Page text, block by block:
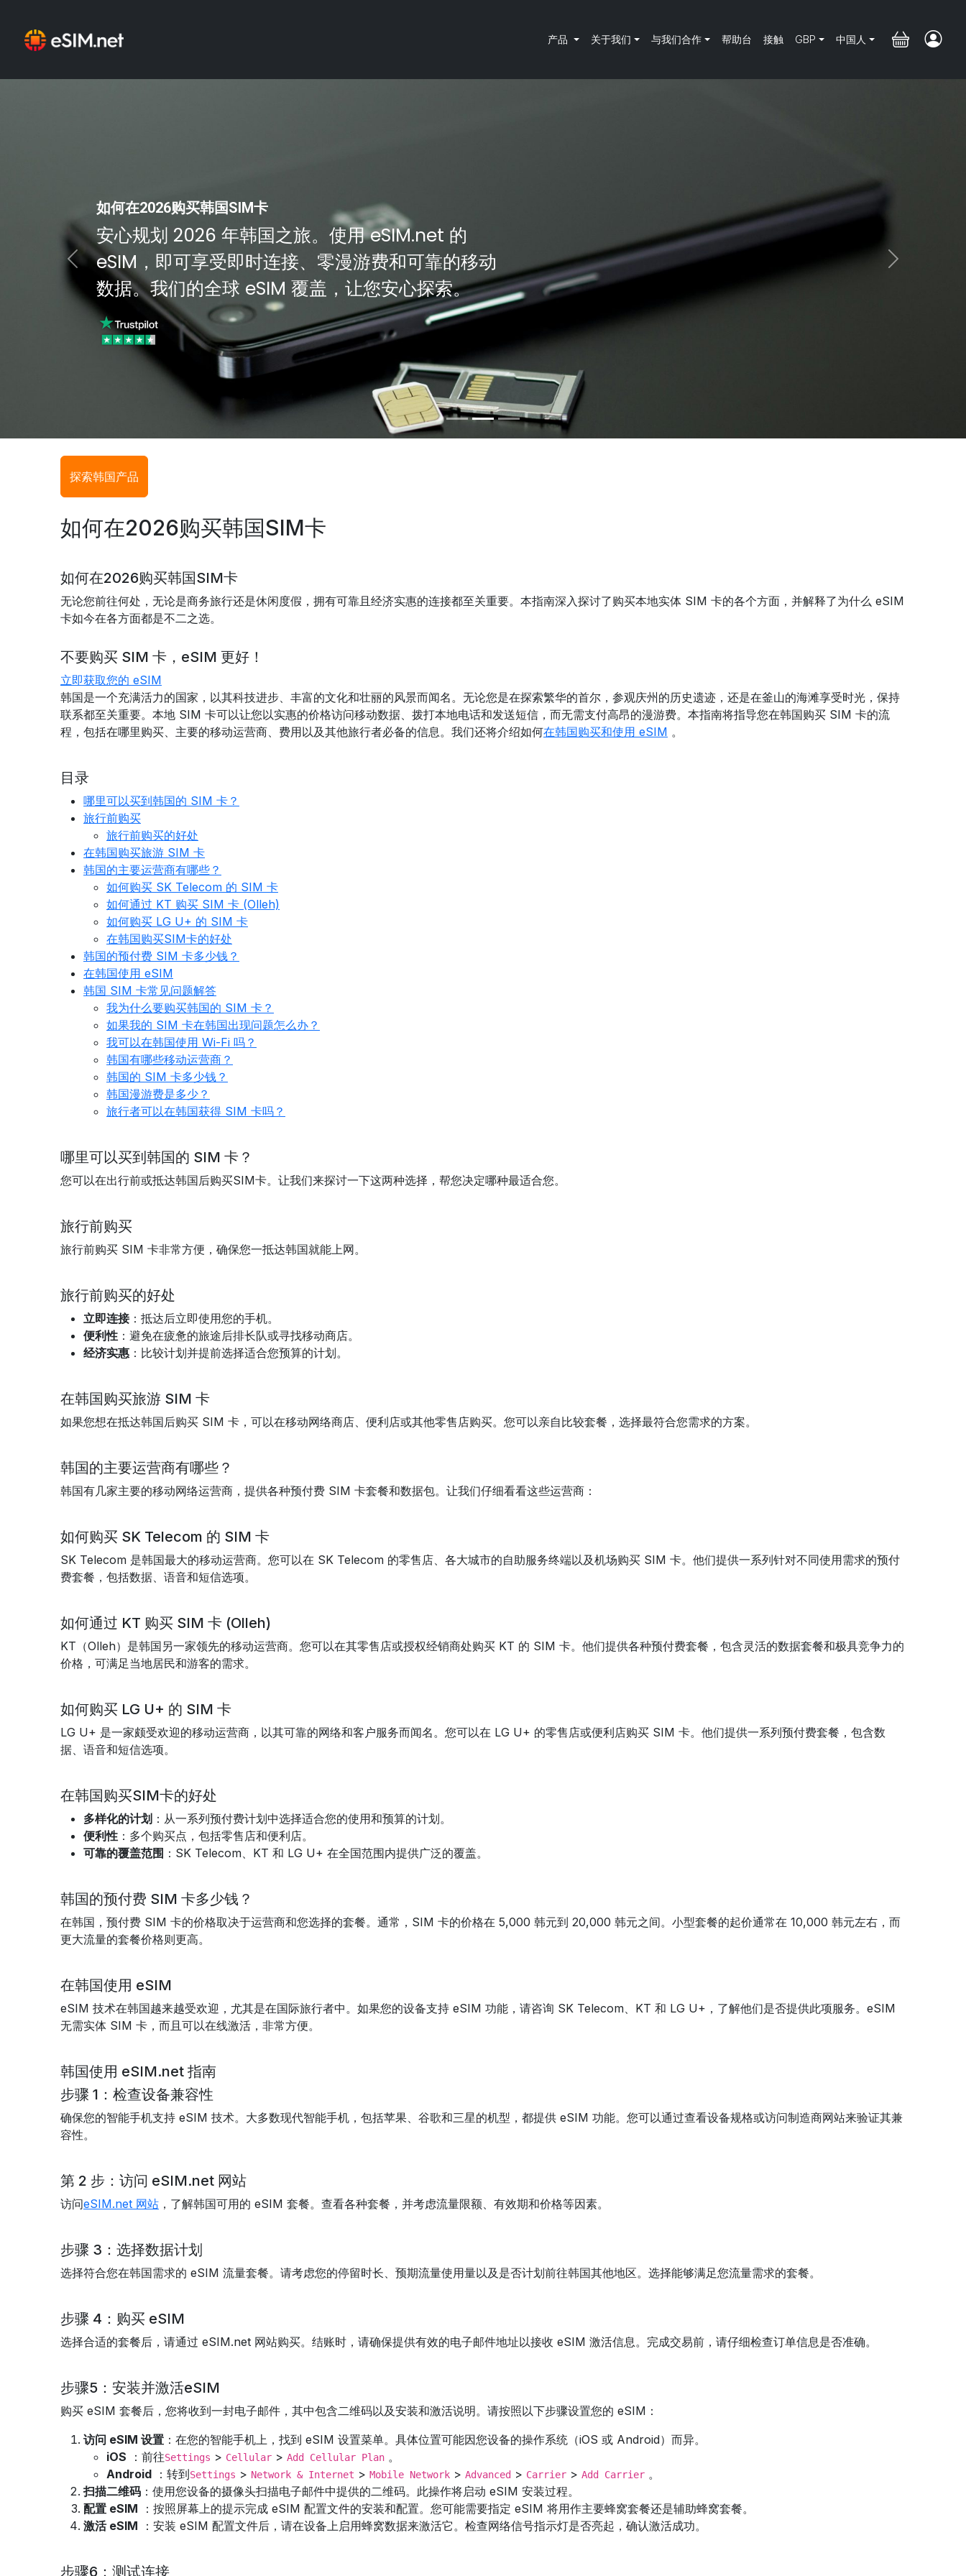
产品 关于我们 与我们合作 帮助台 接触 GBP 中国人
如何在2026购买韩国SIM卡
安心规划 2026 年韩国之旅。使用 eSIM.net 的
eSIM，即可享受即时连接、零漫游费和可靠的移动
数据。我们的全球 eSIM 覆盖，让您安心探索。
Previous Next
探索韩国产品
如何在2026购买韩国SIM卡
如何在2026购买韩国SIM卡
无论您前往何处，无论是商务旅行还是休闲度假，拥有可靠且经济实惠的连接都至关重要。本指南深入探讨了购买本地实体 SIM 卡的各个方面，并解释了为什么 eSIM
卡如今在各方面都是不二之选。
不要购买 SIM 卡，eSIM 更好！
立即获取您的 eSIM
韩国是一个充满活力的国家，以其科技进步、丰富的文化和壮丽的风景而闻名。无论您是在探索繁华的首尔，参观庆州的历史遗迹，还是在釜山的海滩享受时光，保持
联系都至关重要。本地 SIM 卡可以让您以实惠的价格访问移动数据、拨打本地电话和发送短信，而无需支付高昂的漫游费。本指南将指导您在韩国购买 SIM 卡的流
程，包括在哪里购买、主要的移动运营商、费用以及其他旅行者必备的信息。我们还将介绍如何在韩国购买和使用 eSIM 。
目录
哪里可以买到韩国的 SIM 卡？
旅行前购买
旅行前购买的好处
在韩国购买旅游 SIM 卡
韩国的主要运营商有哪些？
如何购买 SK Telecom 的 SIM 卡
如何通过 KT 购买 SIM 卡 (Olleh)
如何购买 LG U+ 的 SIM 卡
在韩国购买SIM卡的好处
韩国的预付费 SIM 卡多少钱？
在韩国使用 eSIM
韩国 SIM 卡常见问题解答
我为什么要购买韩国的 SIM 卡？
如果我的 SIM 卡在韩国出现问题怎么办？
我可以在韩国使用 Wi-Fi 吗？
韩国有哪些移动运营商？
韩国的 SIM 卡多少钱？
韩国漫游费是多少？
旅行者可以在韩国获得 SIM 卡吗？
哪里可以买到韩国的 SIM 卡？
您可以在出行前或抵达韩国后购买SIM卡。让我们来探讨一下这两种选择，帮您决定哪种最适合您。
旅行前购买
旅行前购买 SIM 卡非常方便，确保您一抵达韩国就能上网。
旅行前购买的好处
立即连接：抵达后立即使用您的手机。
便利性 ：避免在疲惫的旅途后排长队或寻找移动商店。
经济实惠 ：比较计划并提前选择适合您预算的计划。
在韩国购买旅游 SIM 卡
如果您想在抵达韩国后购买 SIM 卡，可以在移动网络商店、便利店或其他零售店购买。您可以亲自比较套餐，选择最符合您需求的方案。
韩国的主要运营商有哪些？
韩国有几家主要的移动网络运营商，提供各种预付费 SIM 卡套餐和数据包。让我们仔细看看这些运营商：
如何购买 SK Telecom 的 SIM 卡
SK Telecom 是韩国最大的移动运营商。您可以在 SK Telecom 的零售店、各大城市的自助服务终端以及机场购买 SIM 卡。他们提供一系列针对不同使用需求的预付
费套餐，包括数据、语音和短信选项。
如何通过 KT 购买 SIM 卡 (Olleh)
KT（Olleh）是韩国另一家领先的移动运营商。您可以在其零售店或授权经销商处购买 KT 的 SIM 卡。他们提供各种预付费套餐，包含灵活的数据套餐和极具竞争力的
价格，可满足当地居民和游客的需求。
如何购买 LG U+ 的 SIM 卡
LG U+ 是一家颇受欢迎的移动运营商，以其可靠的网络和客户服务而闻名。您可以在 LG U+ 的零售店或便利店购买 SIM 卡。他们提供一系列预付费套餐，包含数
据、语音和短信选项。
在韩国购买SIM卡的好处
多样化的计划 ：从一系列预付费计划中选择适合您的使用和预算的计划。
便利性 ：多个购买点，包括零售店和便利店。
可靠的覆盖范围 ：SK Telecom、KT 和 LG U+ 在全国范围内提供广泛的覆盖。
韩国的预付费 SIM 卡多少钱？
在韩国，预付费 SIM 卡的价格取决于运营商和您选择的套餐。通常，SIM 卡的价格在 5,000 韩元到 20,000 韩元之间。小型套餐的起价通常在 10,000 韩元左右，而
更大流量的套餐价格则更高。
在韩国使用 eSIM
eSIM 技术在韩国越来越受欢迎，尤其是在国际旅行者中。如果您的设备支持 eSIM 功能，请咨询 SK Telecom、KT 和 LG U+，了解他们是否提供此项服务。eSIM
无需实体 SIM 卡，而且可以在线激活，非常方便。
韩国使用 eSIM.net 指南
步骤 1：检查设备兼容性
确保您的智能手机支持 eSIM 技术。大多数现代智能手机，包括苹果、谷歌和三星的机型，都提供 eSIM 功能。您可以通过查看设备规格或访问制造商网站来验证其兼
容性。
第 2 步：访问 eSIM.net 网站
访问eSIM.net 网站 ，了解韩国可用的 eSIM 套餐。查看各种套餐，并考虑流量限额、有效期和价格等因素。
步骤 3：选择数据计划
选择符合您在韩国需求的 eSIM 流量套餐。请考虑您的停留时长、预期流量使用量以及是否计划前往韩国其他地区。选择能够满足您流量需求的套餐。
步骤 4：购买 eSIM
选择合适的套餐后，请通过 eSIM.net 网站购买。结账时，请确保提供有效的电子邮件地址以接收 eSIM 激活信息。完成交易前，请仔细检查订单信息是否准确。
步骤5：安装并激活eSIM
购买 eSIM 套餐后，您将收到一封电子邮件，其中包含二维码以及安装和激活说明。请按照以下步骤设置您的 eSIM：
访问 eSIM 设置 ：在您的智能手机上，找到 eSIM 设置菜单。具体位置可能因您设备的操作系统（iOS 或 Android）而异。
iOS ：前往Settings > Cellular > Add Cellular Plan 。
Android ：转到Settings > Network & Internet > Mobile Network > Advanced > Carrier > Add Carrier 。
扫描二维码 ：使用您设备的摄像头扫描电子邮件中提供的二维码。此操作将启动 eSIM 安装过程。
配置 eSIM ：按照屏幕上的提示完成 eSIM 配置文件的安装和配置。您可能需要指定 eSIM 将用作主要蜂窝套餐还是辅助蜂窝套餐。
激活 eSIM ：安装 eSIM 配置文件后，请在设备上启用蜂窝数据来激活它。检查网络信号指示灯是否亮起，确认激活成功。
步骤6：测试连接